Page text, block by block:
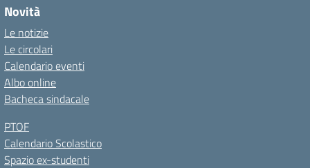
Novità
Le notizie
Le circolari
Calendario eventi
Albo online
Bacheca sindacale
PTOF
Calendario Scolastico
Spazio ex-studenti